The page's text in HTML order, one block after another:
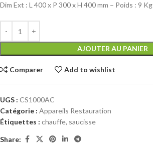
Dim Ext : L 400 x P 300 x H 400 mm – Poids : 9 Kg
AJOUTER AU PANIER
Comparer Add to wishlist
UGS : CS1000AC
Catégorie : Appareils Restauration
Étiquettes : chauffe, saucisse
Share: